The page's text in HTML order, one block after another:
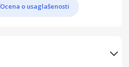
Ocena o usaglašenosti